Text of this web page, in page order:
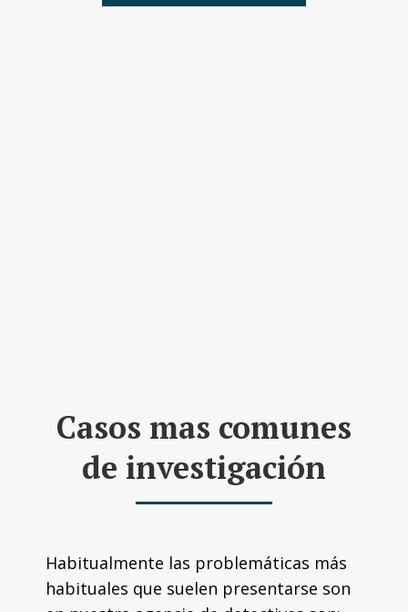
Casos mas comunes
de investigación
Habitualmente las problemáticas más
habituales que suelen presentarse son